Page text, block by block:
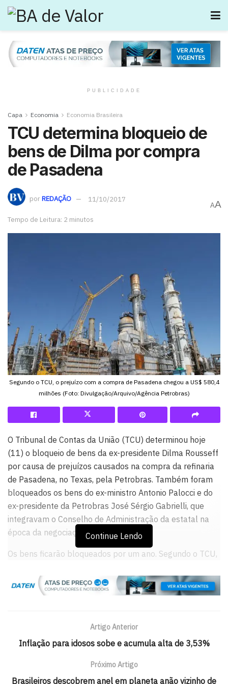
PUBLICIDADE
Capa Economia Economia Brasileira
TCU determina bloqueio de
bens de Dilma por compra
de Pasadena
porREDAÇÃO 11/10/2017
Tempo de Leitura: 2 minutos
AA
Segundo o TCU, o prejuízo com a compra de Pasadena chegou a US$ 580,4
milhões (Foto: Divulgação/Arquivo/Agência Petrobras)
O Tribunal de Contas da União (TCU) determinou hoje
(11) o bloqueio de bens da ex-presidente Dilma Rousseff
por causa de prejuízos causados na compra da refinaria
de Pasadena, no Texas, pela Petrobras. Também foram
bloqueados os bens do ex-ministro Antonio Palocci e do
ex-presidente da Petrobras José Sérgio Gabrielli, que
integravam o Conselho de Administração da estatal na
época da negociação.
Os bens ficarão bloqueados por um ano. Segundo o TCU,
necessários para garantir o integral ressarcimento do
débito em apuração, ressalvados os bens financeiros
Palocci e Gabrielli ainda podem recorrer da decisão.
Continue Lendo
Artigo Anterior
Inflação para idosos sobe e acumula alta de 3,53%
Próximo Artigo
Brasileiros descobrem anel em planeta anão vizinho de